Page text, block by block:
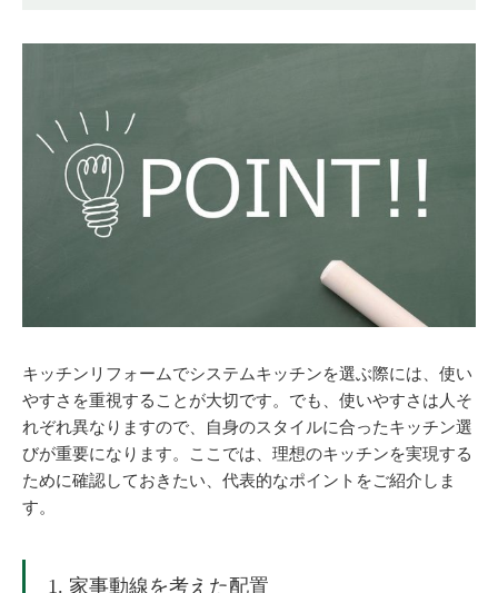
キッチンリフォームでシステムキッチンを選ぶ際には、使い
やすさを重視することが大切です。でも、使いやすさは人そ
れぞれ異なりますので、自身のスタイルに合ったキッチン選
びが重要になります。ここでは、理想のキッチンを実現する
ために確認しておきたい、代表的なポイントをご紹介しま
す。
1. 家事動線を考えた配置